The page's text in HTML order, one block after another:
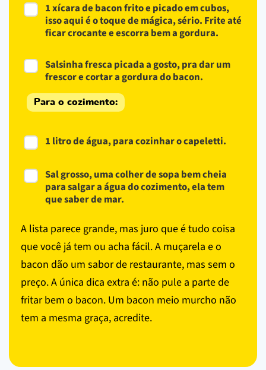
1 xícara de bacon frito e picado em cubos,
isso aqui é o toque de mágica, sério. Frite até
ficar crocante e escorra bem a gordura.
Salsinha fresca picada a gosto, pra dar um
frescor e cortar a gordura do bacon.
Para o cozimento:
1 litro de água, para cozinhar o capeletti.
Sal grosso, uma colher de sopa bem cheia
para salgar a água do cozimento, ela tem
que saber de mar.
A lista parece grande, mas juro que é tudo coisa
que você já tem ou acha fácil. A muçarela e o
bacon dão um sabor de restaurante, mas sem o
preço. A única dica extra é: não pule a parte de
fritar bem o bacon. Um bacon meio murcho não
tem a mesma graça, acredite.